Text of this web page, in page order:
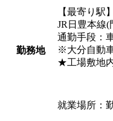
勤務地
【最寄り駅】
JR日豊本線(
通勤手段：
※大分自動
★工場敷地
就業場所：